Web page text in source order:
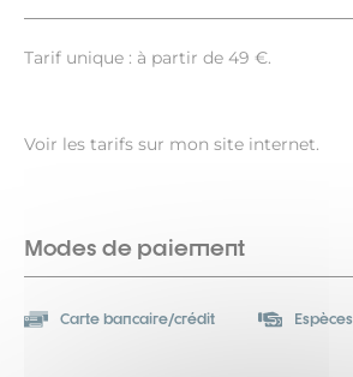
Tarif unique : à partir de 49 €.
Voir les tarifs sur mon site internet.
Modes de paiement
Carte bancaire/crédit Espèces